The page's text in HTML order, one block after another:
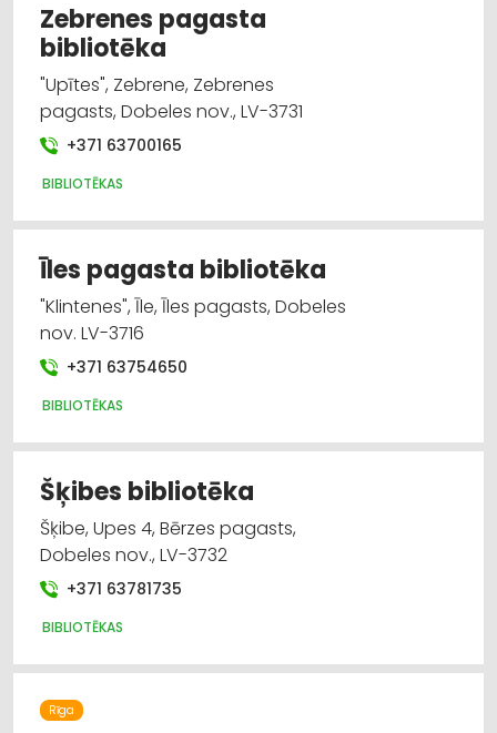
Zebrenes pagasta
bibliotēka
"Upītes", Zebrene, Zebrenes
pagasts, Dobeles nov., LV-3731
+371 63700165
BIBLIOTĒKAS
Īles pagasta bibliotēka
"Klintenes", Īle, Īles pagasts, Dobeles
nov. LV-3716
+371 63754650
BIBLIOTĒKAS
Šķibes bibliotēka
Šķibe, Upes 4, Bērzes pagasts,
Dobeles nov., LV-3732
+371 63781735
BIBLIOTĒKAS
Rīga